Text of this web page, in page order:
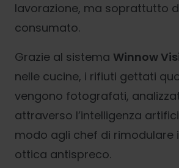
lavorazione, ma soprattutto
consumato.
Grazie al sistema Winnow
nelle cucine, i rifiuti gettati
vengono fotografati,
attraverso l’intelligenza
modo agli chef di rimodulare
ottica antispreco.